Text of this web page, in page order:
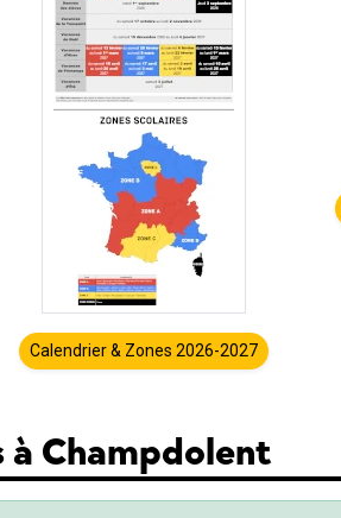
Calendrier & Zones 2026-2027
à Champdolent